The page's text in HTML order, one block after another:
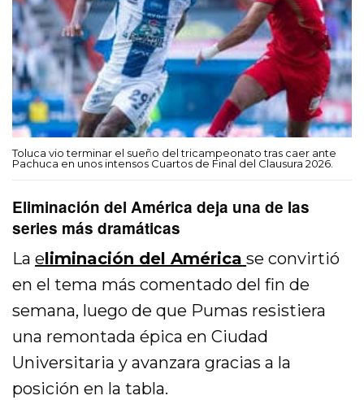
Toluca vio terminar el sueño del tricampeonato tras caer ante
Pachuca en unos intensos Cuartos de Final del Clausura 2026.
Eliminación del América deja una de las
series más dramáticas
Laeliminación del América se convirtió
en el tema más comentado del fin de
semana, luego de que Pumas resistiera
una remontada épica en Ciudad
Universitaria y avanzara gracias a la
posición en la tabla.